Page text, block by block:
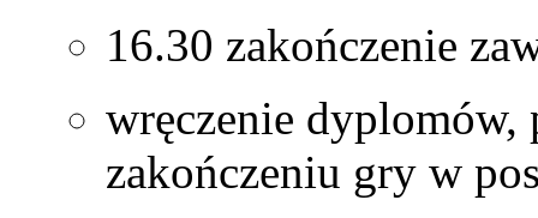
16.30 zakończenie
wręczenie
zakończeniu gry w